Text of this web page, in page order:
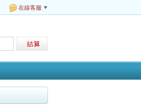
在線客服